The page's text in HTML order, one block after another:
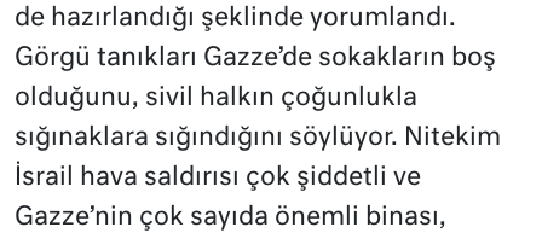
de hazırlandığı şeklinde yorumlandı.
Görgü tanıkları Gazze’de sokakların boş
olduğunu, sivil halkın çoğunlukla
sığınaklara sığındığını söylüyor. Nitekim
İsrail hava saldırısı çok şiddetli ve
Gazze’nin çok sayıda önemli binası,